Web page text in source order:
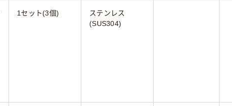
1セット(3個)
ステンレス
(SUS304)